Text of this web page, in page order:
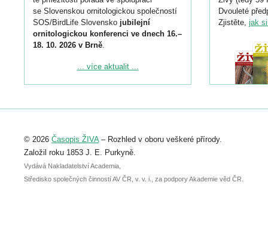
se Slovenskou ornitologickou společností
SOS/BirdLife Slovensko jubilejní
ornitologickou konferenci ve dnech 16.–
18. 10. 2026 v Brně.
Podrobnější informace ke konferenci
Registrovat se můžete do 6. září.
abstraktu přihlášené přednášky nebo
posteru je už 30. června.
... více aktualit ...
Dvouleté
Zjistěte, jak
© 2026 Časopis ŽIVA– Rozhled v oboru veškeré přírody.
Založil roku 1853 J. E. Purkyně.
Vydává Nakladatelství Academia,
Středisko společných činností AV ČR, v. v. i., za podpory Akademie věd ČR.